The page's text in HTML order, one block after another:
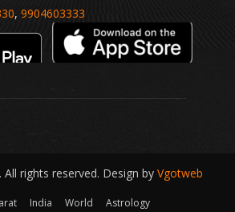
, 9904603333
rights reserved. Design by Vgotweb
India World Astrology